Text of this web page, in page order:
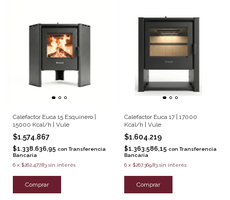
Calefactor Euca 15 Esquinero |
15000 Kcal/h | Vule
$1.574.867
$1.338.636,95 con Transferencia
Bancaria
6 x $262.477,83 sin interés
Comprar
Calefactor Euca 17 | 17000
Kcal/h | Vule
$1.604.219
$1.363.586,15 con Transferencia
Bancaria
6 x $267.369,83 sin interés
Comprar